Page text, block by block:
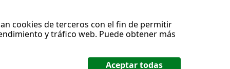
cookies de terceros con el fin de permitir
y tráfico web. Puede obtener más